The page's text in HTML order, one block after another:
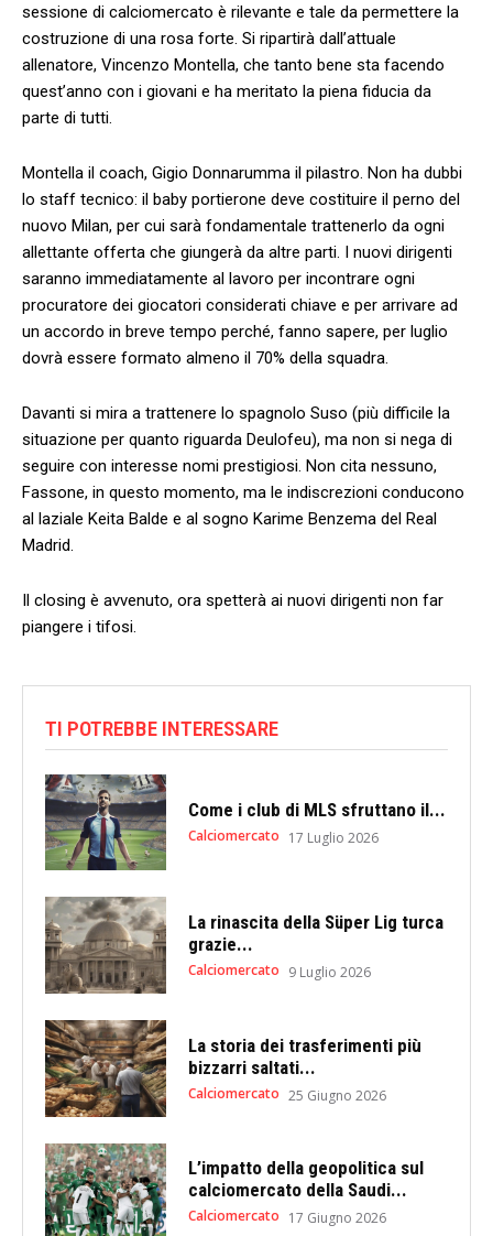
sessione di calciomercato è rilevante e tale da permettere la
costruzione di una rosa forte. Si ripartirà dall’attuale
allenatore, Vincenzo Montella, che tanto bene sta facendo
quest’anno con i giovani e ha meritato la piena fiducia da
parte di tutti.
Montella il coach, Gigio Donnarumma il pilastro. Non ha dubbi
lo staff tecnico: il baby portierone deve costituire il perno del
nuovo Milan, per cui sarà fondamentale trattenerlo da ogni
allettante offerta che giungerà da altre parti. I nuovi dirigenti
saranno immediatamente al lavoro per incontrare ogni
procuratore dei giocatori considerati chiave e per arrivare ad
un accordo in breve tempo perché, fanno sapere, per luglio
dovrà essere formato almeno il 70% della squadra.
Davanti si mira a trattenere lo spagnolo Suso (più difficile la
situazione per quanto riguarda Deulofeu), ma non si nega di
seguire con interesse nomi prestigiosi. Non cita nessuno,
Fassone, in questo momento, ma le indiscrezioni conducono
al laziale Keita Balde e al sogno Karime Benzema del Real
Madrid.
Il closing è avvenuto, ora spetterà ai nuovi dirigenti non far
piangere i tifosi.
TI POTREBBE INTERESSARE
Come i club di MLS sfruttano il...
Calciomercato 17 Luglio 2026
La rinascita della Süper Lig turca
grazie...
Calciomercato 9 Luglio 2026
La storia dei trasferimenti più
bizzarri saltati...
Calciomercato 25 Giugno 2026
L’impatto della geopolitica sul
calciomercato della Saudi...
Calciomercato 17 Giugno 2026